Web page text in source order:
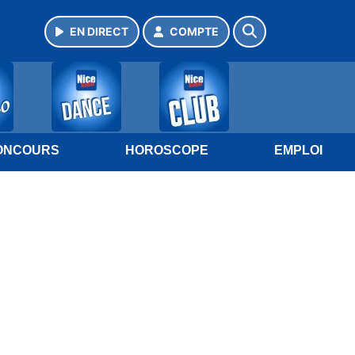
EN DIRECT COMPTE
HOROSCOPE EMPLOI